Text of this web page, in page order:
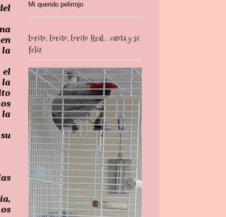
la
el
la
la
Mi querido pelirrojo
Lorito, Lorito, Lorito Real... canta y sé
feliz